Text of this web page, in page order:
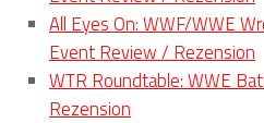
All Eyes On: WWF/WWE
Event Review / Rezension
WTR Roundtable: WWE
Rezension